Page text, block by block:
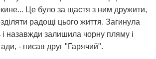
Це було за щастя з ним дружити,
радощі цього життя. Загинула
і назавжди залишила чорну пляму і
- писав друг "Гарячий".